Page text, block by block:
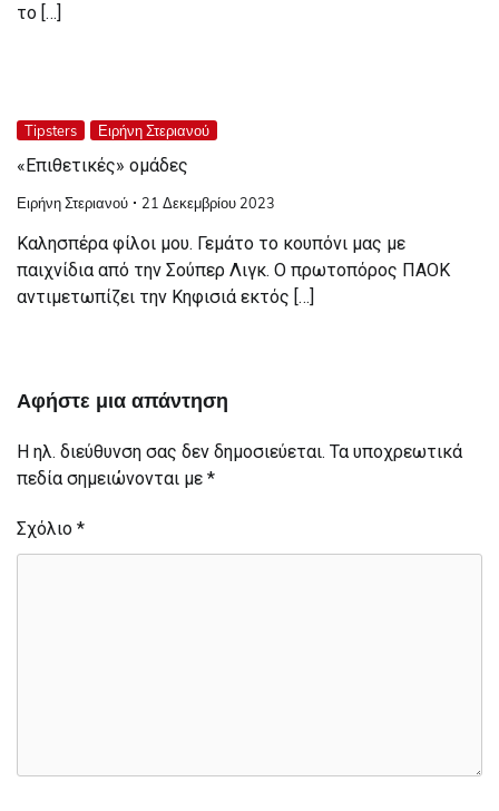
το […]
Tipsters Ειρήνη Στεριανού
«Επιθετικές» ομάδες
Ειρήνη Στεριανού 21 Δεκεμβρίου 2023
Καλησπέρα φίλοι μου. Γεμάτο το κουπόνι μας με
παιχνίδια από την Σούπερ Λιγκ. Ο πρωτοπόρος ΠΑΟΚ
αντιμετωπίζει την Κηφισιά εκτός […]
Αφήστε μια απάντηση
Η ηλ. διεύθυνση σας δεν δημοσιεύεται. Τα υποχρεωτικά
πεδία σημειώνονται με *
Σχόλιο *